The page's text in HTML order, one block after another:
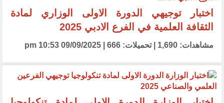
اختبار توجيهي الدورة الاولى الوزاري لمادة
الثقافة العلمية في الفرع الادبي 2025
مشاهدات: 1,690 | تحميلات: 666 | 09/09/2025 10:53 pm